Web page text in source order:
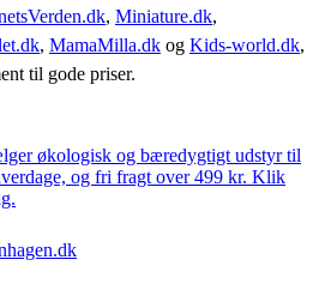
, Miniature.dk,
, MamaMilla.dk og Kids-world.dk,
til gode priser.
økologisk og bæredygtigt udstyr til
og fri fragt over 499 kr. Klik